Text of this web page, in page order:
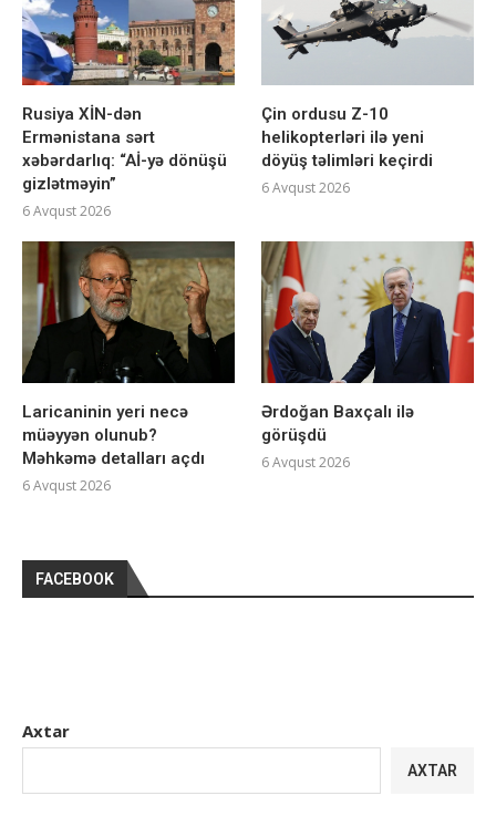
Rusiya XİN-dən
Ermənistana sərt
xəbərdarlıq: “Aİ-yə dönüşü
gizlətməyin”
6 Avqust 2026
Çin ordusu Z-10
helikopterləri ilə yeni
döyüş təlimləri keçirdi
6 Avqust 2026
Laricaninin yeri necə
müəyyən olunub?
Məhkəmə detalları açdı
6 Avqust 2026
Ərdoğan Baxçalı ilə
görüşdü
6 Avqust 2026
FACEBOOK
Axtar
AXTAR